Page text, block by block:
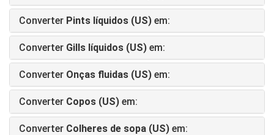
Converter Pints líquidos (US) em:
Converter Gills líquidos (US) em:
Converter Onças fluidas (US) em:
Converter Copos (US) em:
Converter Colheres de sopa (US) em: